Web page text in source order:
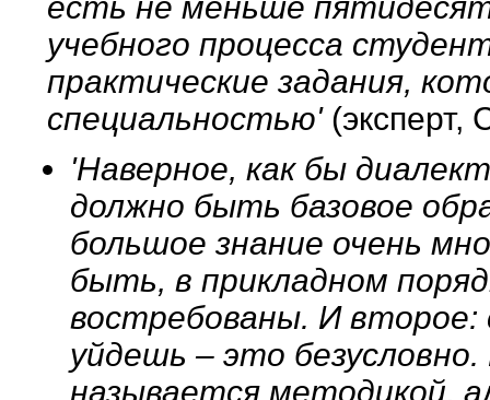
учебного процесса
практические задания,
специальностью' (эксперт,
'Наверное, как бы
должно быть базовое
большое знание очень
быть, в прикладном
востребованы. И второе:
уйдешь – это
называется методикой,